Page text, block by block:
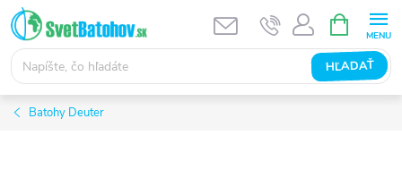
Prejsť
na
obsah
HĽADAŤ
KOŠÍK
Batohy Deuter